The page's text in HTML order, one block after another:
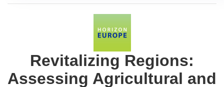
oknie)
Revitalizing Regions:
Assessing Agricultural and